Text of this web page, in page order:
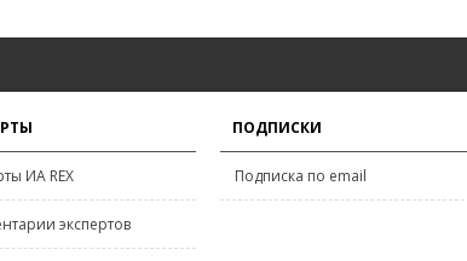
ИА REX
экспертов
ПОДПИСКИ
Подписка по email